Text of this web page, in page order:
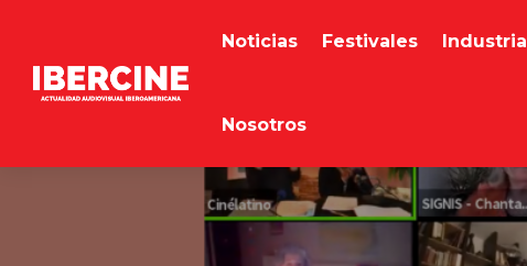
Noticias Festivales Industria
Nosotros